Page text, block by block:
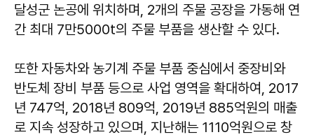
달성군 논공에 위치하며, 2개의 주물 공장을 가동해 연
간 최대 7만5000t의 주물 부품을 생산할 수 있다.
또한 자동차와 농기계 주물 부품 중심에서 중장비와
반도체 장비 부품 등으로 사업 영역을 확대하여, 2017
년 747억, 2018년 809억, 2019년 885억원의 매출
로 지속 성장하고 있으며, 지난해는 1110억원으로 창